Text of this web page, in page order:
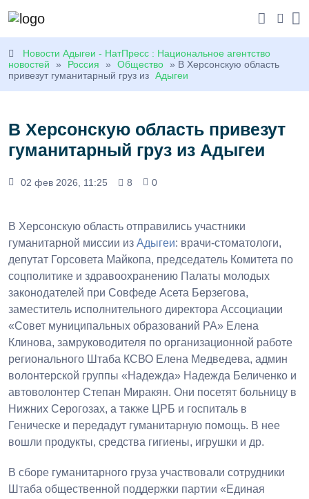
Новости Адыгеи - НатПресс : Национальное агентство
новостей
» Россия » Общество » В Херсонскую область
привезут гуманитарный груз из Адыгеи
В Херсонскую область привезут
гуманитарный груз из Адыгеи
02 фев 2026, 11:25 8 0
В Херсонскую область отправились участники
гуманитарной миссии из Адыгеи: врачи-стоматологи,
депутат Горсовета Майкопа, председатель Комитета по
соцполитике и здравоохранению Палаты молодых
законодателей при Совфеде Асета Берзегова,
заместитель исполнительного директора Ассоциации
«Совет муниципальных образований РА» Елена
Клинова, замруководителя по организационной работе
регионального Штаба КСВО Елена Медведева, админ
волонтерской группы «Надежда» Надежда Беличенко и
автоволонтер Степан Миракян. Они посетят больницу в
Нижних Серогозах, а также ЦРБ и госпиталь в
Геническе и передадут гуманитарную помощь. В нее
вошли продукты, средства гигиены, игрушки и др.
В сборе гуманитарного груза участвовали сотрудники
Штаба общественной поддержки партии «Единая